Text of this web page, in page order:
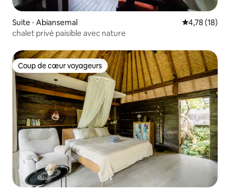
Suite ⋅ Abiansemal Évaluation
4,78 (18)
chalet privé paisible avec nature
Coup de cœur voyageurs
Coup de cœur voyageurs